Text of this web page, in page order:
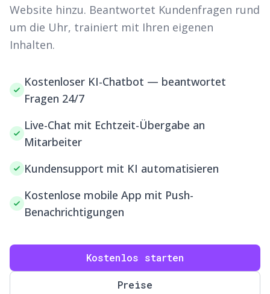
Website hinzu. Beantwortet Kundenfragen rund
um die Uhr, trainiert mit Ihren eigenen
Inhalten.
Kostenloser KI-Chatbot — beantwortet
Fragen 24/7
Live-Chat mit Echtzeit-Übergabe an
Mitarbeiter
Kundensupport mit KI automatisieren
Kostenlose mobile App mit Push-
Benachrichtigungen
Kostenlos starten
Preise